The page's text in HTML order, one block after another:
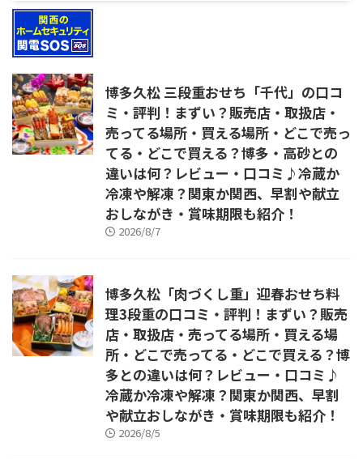
博多久松 三段重おせち「千代」の口コ
ミ・評判！まずい？販売店・取扱店・
売ってる場所・買える場所・どこで売っ
てる・どこで買える？博多・高砂との
違いは何？レビュー・口コミ♪冷蔵か
冷凍や解凍？関東か関西、早割や献立
おしながき・賞味期限も紹介！
2026/8/7
博多久松「肉づくし重」迎春おせち料
理3段重の口コミ・評判！まずい？販売
店・取扱店・売ってる場所・買える場
所・どこで売ってる・どこで買える？博
多との違いは何？レビュー・口コミ♪
冷蔵か冷凍や解凍？関東か関西、早割
や献立おしながき・賞味期限も紹介！
2026/8/5